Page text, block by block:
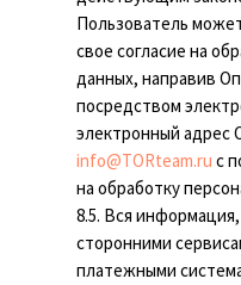
Пользователь
свое согласие на
данных, направив
посредством
электронный адрес
info@TORteam.ru с
на обработку
8.5. Вся
сторонними
платежными